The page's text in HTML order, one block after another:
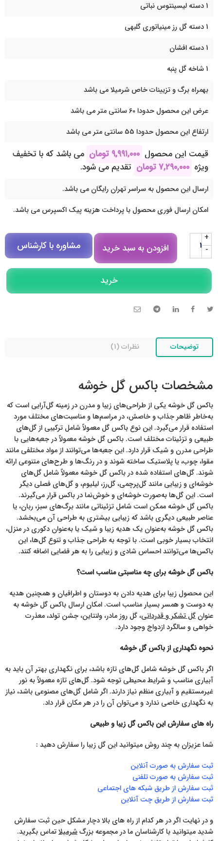
1 دسته لیسینتوس نباتی
1 دسته گل رز مینیاتوری گلبهی
1 دسته افشان
1 شاخه گل پنبه
بهمراه برگ و تزیینات خاص شرمیلا می باشد
عرض این محصول حدودا 60 سانتی متر می باشد
ارتفاع این محصول حدودا 55 سانتی متر می باشد
قیمت این محصول ۹,۹۹۱,۰۰۰ تومان می باشد که با تخفیف
ویژه ۷,۲۹۰,۰۰۰تومان تقدیم می شود.
ارسال این محصول به سراسر تهران رایگان می باشد.
امکان ارسال فوری محصول با پرداخت هزینه پیک اکسپرس می باشد.
+
-
افزودن به سبد خرید مشاوره با کارشناس
مشاوره در روبیکا
تلگرام
خرید
توضیحات نظرات (1)
مشخصات باکس گل خوشه
باکس گل خوشه یکی از طراحی‌های زیبا و مدرن در زمینه گل‌آرایی است که
به‌خاطر ظاهر جذاب و خاصش، در مراسم‌ها و مناسبت‌های مختلف مورد
استفاده قرار می‌گیرد. این نوع باکس گل معمولاً شامل ترکیبی از گل‌های
طبیعی و تزئینات مختلف است. باکس گل خوشه معمولاً در جعبه‌هایی با
طراحی مدرن و شیک قرار دارد. این جعبه‌ها می‌توانند از مواد مختلفی مانند
مقوا، چوب، یا پلاستیک ساخته شوند و در رنگ‌ها و طرح‌های متنوعی ارائه
شوند. گل‌های استفاده شده در باکس گل خوشه معمولاً شامل گل‌های
خوشه‌ای و زیبایی مانند گل‌پرچمی، گل‌رز، لیلیوم، و گل‌های فصلی دیگر
است. این گل‌ها به‌صورت خوشه‌ای و خوش‌نما در باکس قرار می‌گیرند.
باکس گل خوشه ممکن است شامل تزئیناتی مانند برگ‌های سبز، ربان، یا
عناصر طبیعی دیگری باشد که زیبایی بیشتری به طراحی آن می‌بخشد.
باکس گل خوشه به‌عنوان یک هدیه زیبا و شیک یا به‌عنوان دکوری در منزل،
انتخاب بسیار خوبی است. با توجه به طراحی جذاب و تنوع گل‌ها، این
باکس‌ها می‌توانند احساس شادی و زیبایی را به هر فضایی اضافه کنند.
باکس گل خوشه برای چه مناسبتی مناسب است؟
این محصول زیبا برای هدیه دادن به دوستان و اطرافیان و همچنین هدیه
به دوست و همسر بسیار مناسب است. امکان ارسال باکس گل خوشه به
عنوان گل تشکر و قدردانی، گل روز مادر، ولنتاین، جشن تولد، معذرت
خواهی و سالگرد ازدواج وجود دارد.
نحوه نگهداری از باکس گل خوشه
اگر باکس گل خوشه شامل گل‌های تازه باشد، برای نگهداری بهتر آن باید به
آبیاری مناسب و شرایط محیطی توجه شود. گل‌های تازه معمولاً به نور
غیرمستقیم و آبیاری منظم نیاز دارند. اگر شامل گل‌های مصنوعی باشد، نیاز
به نگهداری خاصی ندارد و می‌توان آن را در هر مکان قرار داد.
راه های سفارش این باکس گل زیبا و طبیعی
شما عزیزان به چند روش میتوانید این گل زیبا را سفارش دهید :
ثبت سفارش به صورت آنلاین
ثبت سفارش به صورت تلفنی
ثبت سفارش از طریق شبکه های اجتماعی
ثبت سفارش از طریق چت آنلاین
و در نهایت اگر در هر کدام از راه های بالا دچار مشکل حین ثبت سفارش
شدید میتوانید با کارشناسان ما در مجموعه بزرگشرمیلاتماس بگیرید.